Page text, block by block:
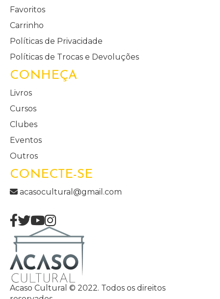
Favoritos
Carrinho
Políticas de Privacidade
Políticas de Trocas e Devoluções
CONHEÇA
Livros
Cursos
Clubes
Eventos
Outros
CONECTE-SE
acasocultural@gmail.com
Acaso Cultural © 2022. Todos os direitos